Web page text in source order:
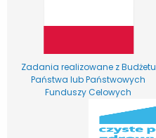
Zadania realizowane z Budżetu
Państwa lub Państwowych
Funduszy Celowych